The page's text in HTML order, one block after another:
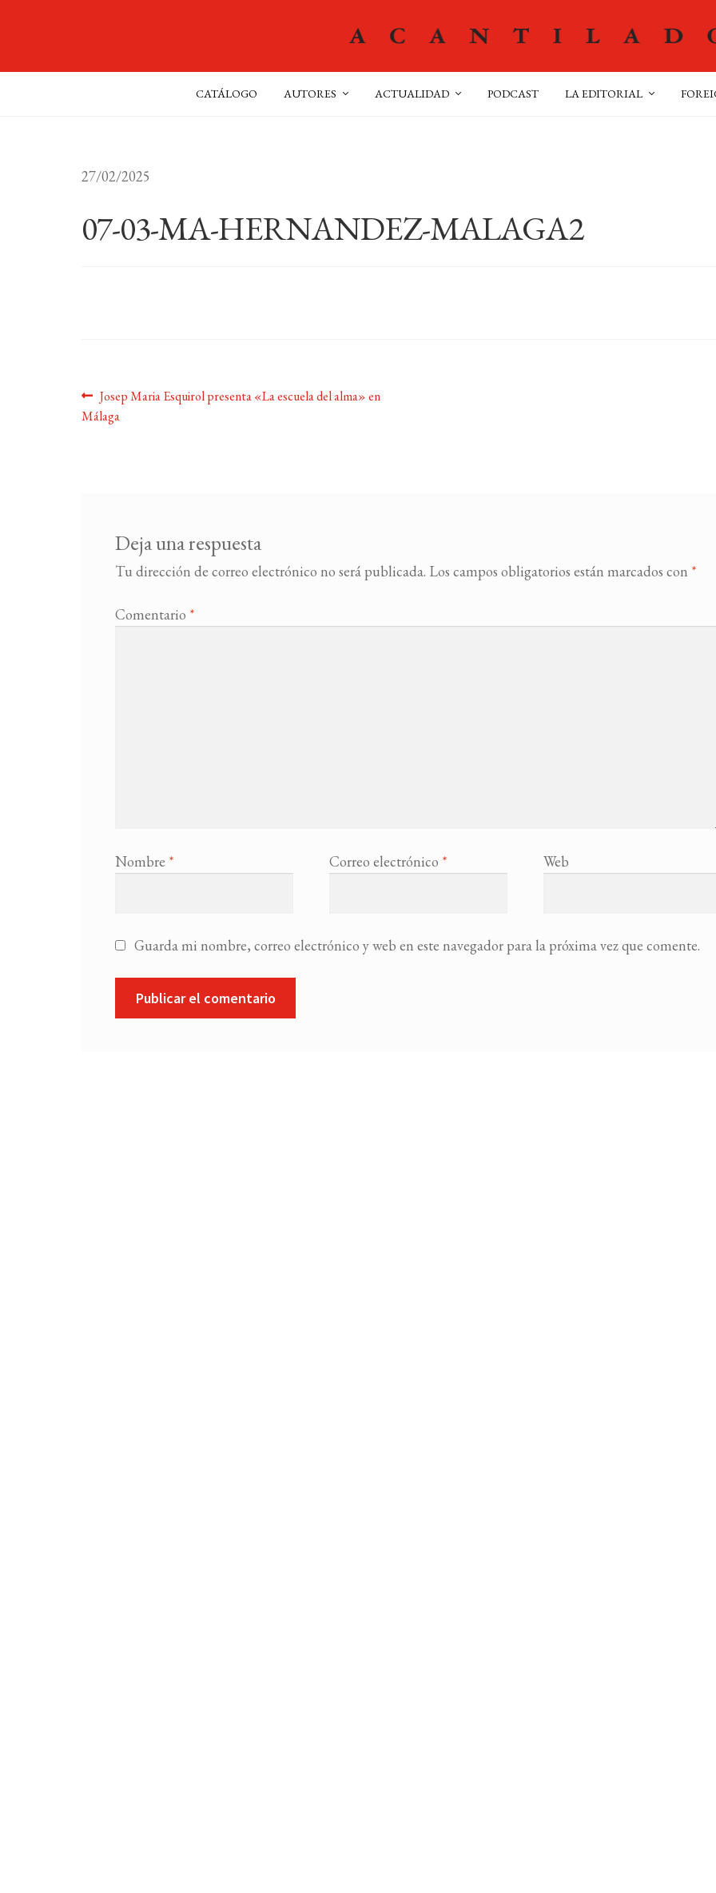
CATÁLOGO AUTORES ACTUALIDAD PODCAST LA EDITORIAL
27/02/2025
07-03-MA-HERNANDEZ-MALAGA2
Navegación
de
Anterior:
Josep Maria Esquirol presenta «La escuela del alma» en
Málaga
Deja una respuesta
Tu dirección de correo electrónico no será publicada. Los campos obligatorios están marcados con *
Comentario *
Nombre * Correo electrónico * Web
Guarda mi nombre, correo electrónico y web en este navegador para la próxima vez que comente.